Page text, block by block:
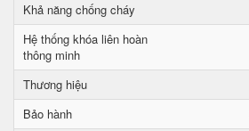
Khả năng chống cháy
Hệ thống khóa liên hoàn
thông minh
Thương hiệu
Bảo hành